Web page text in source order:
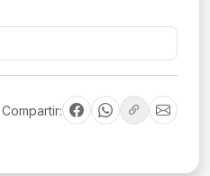
Compartir: